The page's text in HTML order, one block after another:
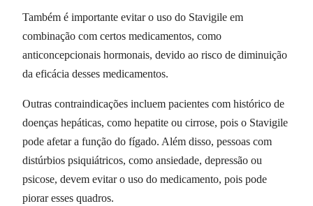
Também é importante evitar o uso do Stavigile em
combinação com certos medicamentos, como
anticoncepcionais hormonais, devido ao risco de diminuição
da eficácia desses medicamentos.
Outras contraindicações incluem pacientes com histórico de
doenças hepáticas, como hepatite ou cirrose, pois o Stavigile
pode afetar a função do fígado. Além disso, pessoas com
distúrbios psiquiátricos, como ansiedade, depressão ou
psicose, devem evitar o uso do medicamento, pois pode
piorar esses quadros.